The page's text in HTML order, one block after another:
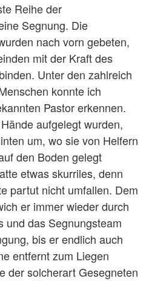
Reihe der
Segnung. Die
nach vorn gebeten,
mit der Kraft des
Unter den zahlreich
konnte ich
Pastor erkennen.
aufgelegt wurden,
um, wo sie von Helfern
den Boden gelegt
etwas skurriles, denn
partut nicht umfallen. Dem
er immer wieder durch
und das Segnungsteam
bis er endlich auch
entfernt zum Liegen
der solcherart Gesegneten